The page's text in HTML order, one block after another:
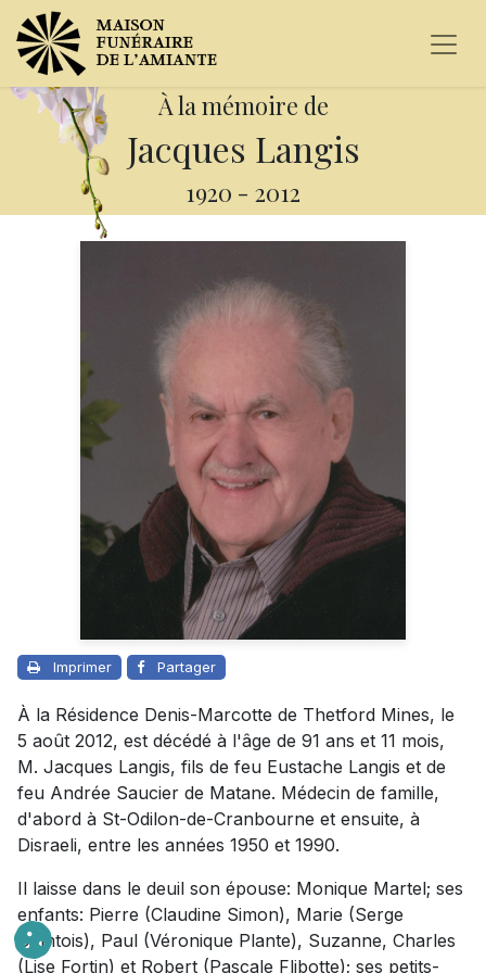
À la mémoire de
Jacques Langis
1920 - 2012
Imprimer Partager
À la Résidence Denis-Marcotte de Thetford Mines, le
5 août 2012, est décédé à l'âge de 91 ans et 11 mois,
M. Jacques Langis, fils de feu Eustache Langis et de
feu Andrée Saucier de Matane. Médecin de famille,
d'abord à St-Odilon-de-Cranbourne et ensuite, à
Disraeli, entre les années 1950 et 1990.
Il laisse dans le deuil son épouse: Monique Martel; ses
enfants: Pierre (Claudine Simon), Marie (Serge
Comtois), Paul (Véronique Plante), Suzanne, Charles
(Lise Fortin) et Robert (Pascale Flibotte); ses petits-